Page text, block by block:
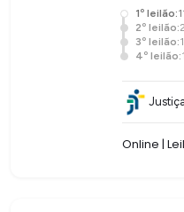
1º leilão:
2º leilão:
3º leilão:
4º leilão:
Online |